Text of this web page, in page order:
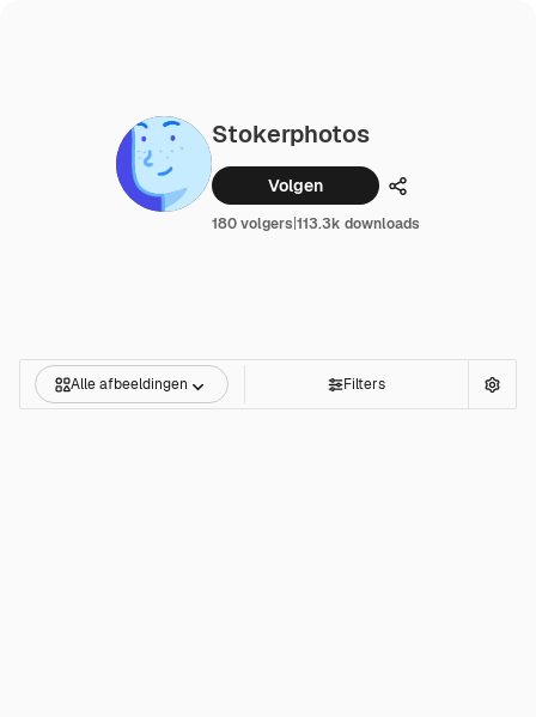
Stokerphotos
Volgen Delen
180 volgers|113.3k downloads
Alle afbeeldingen Filters